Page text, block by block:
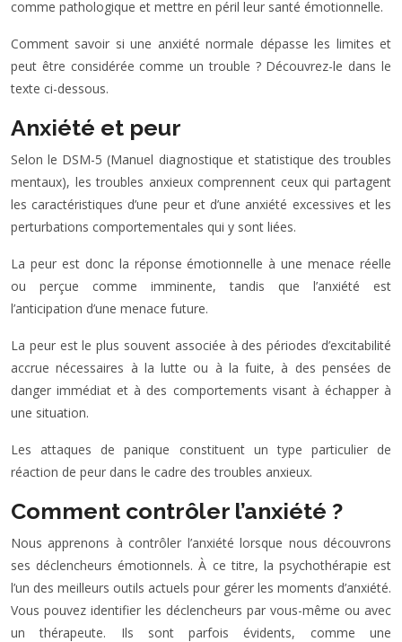
comme pathologique et mettre en péril leur santé émotionnelle.
Comment savoir si une anxiété normale dépasse les limites et
peut être considérée comme un trouble ? Découvrez-le dans le
texte ci-dessous.
Anxiété et peur
Selon le DSM-5 (Manuel diagnostique et statistique des troubles
mentaux), les troubles anxieux comprennent ceux qui partagent
les caractéristiques d’une peur et d’une anxiété excessives et les
perturbations comportementales qui y sont liées.
La peur est donc la réponse émotionnelle à une menace réelle
ou perçue comme imminente, tandis que l’anxiété est
l’anticipation d’une menace future.
La peur est le plus souvent associée à des périodes d’excitabilité
accrue nécessaires à la lutte ou à la fuite, à des pensées de
danger immédiat et à des comportements visant à échapper à
une situation.
Les attaques de panique constituent un type particulier de
réaction de peur dans le cadre des troubles anxieux.
Comment contrôler l’anxiété ?
Nous apprenons à contrôler l’anxiété lorsque nous découvrons
ses déclencheurs émotionnels. À ce titre, la psychothérapie est
l’un des meilleurs outils actuels pour gérer les moments d’anxiété.
Vous pouvez identifier les déclencheurs par vous-même ou avec
un thérapeute. Ils sont parfois évidents, comme une